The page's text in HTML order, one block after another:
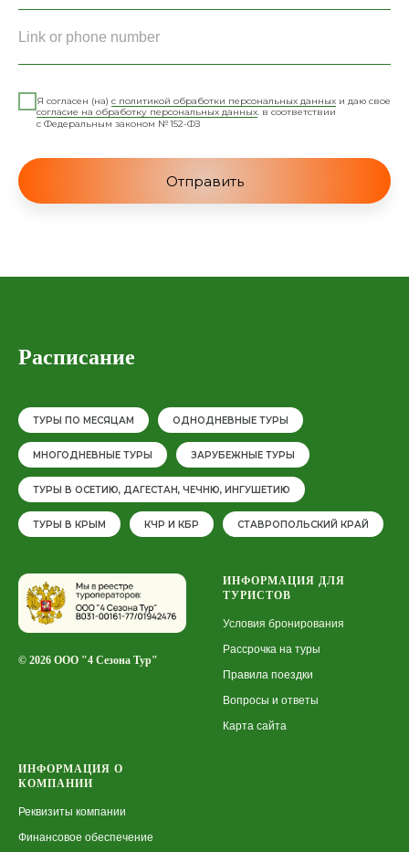
Я согласен (на) с политикой обработки персональных данных и даю свое
согласие на обработку персональных данных. в соответствии
с Федеральным законом № 152-ФЗ
Отправить
Расписание
ТУРЫ ПО МЕСЯЦАМ ОДНОДНЕВНЫЕ ТУРЫ
МНОГОДНЕВНЫЕ ТУРЫ ЗАРУБЕЖНЫЕ ТУРЫ
ТУРЫ В ОСЕТИЮ, ДАГЕСТАН, ЧЕЧНЮ, ИНГУШЕТИЮ
ТУРЫ В КРЫМ КЧР И КБР СТАВРОПОЛЬСКИЙ КРАЙ
© 2026 ООО "4 Сезона Тур"
ИНФОРМАЦИЯ ДЛЯ
ТУРИСТОВ
Условия бронирования
Рассрочка на туры
Правила поездки
Вопросы и ответы
Карта сайта
ИНФОРМАЦИЯ О
КОМПАНИИ
Реквизиты компании
Финансовое обеспечение